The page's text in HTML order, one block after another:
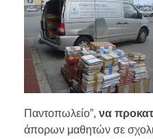
Παντοπωλείο”, να
άπορων μαθητών σε